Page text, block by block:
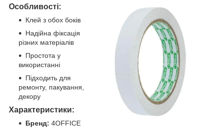
Особливості:
Клей з обох боків
Надійна фіксація
різних матеріалів
Простота у
використанні
Підходить для
ремонту, пакування,
декору
Характеристики:
Бренд: 4OFFICE